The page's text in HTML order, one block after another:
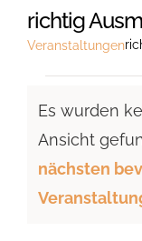
richtig
Veranstaltungen
Hinweis
Es wurden
Ansicht
nächsten